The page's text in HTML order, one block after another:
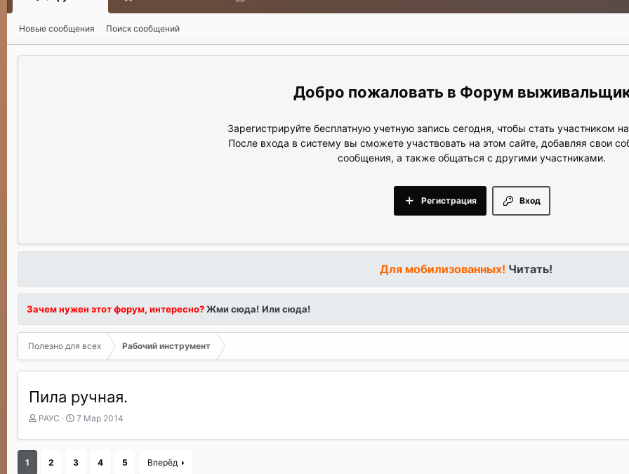
Новые сообщения Поиск сообщений
Форум
Зарегистрируйте бесплатную учетную запись сегодня, чтобы стать участником
После входа в систему вы сможете участвовать на этом сайте, добавляя свои
сообщения, а также общаться с другими участниками.
Вход
Регистрация
Для мобилизованных! Читать!
Зачем нужен этот форум, интересно?Жми сюда! Или сюда!
Полезно для всех Рабочий инструмент
Пила ручная.
А
т
РАУС
Д
т
н
7 Мар 2014
1 2 3 4 5 Вперёд